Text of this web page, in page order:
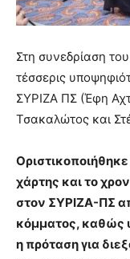
Στη συνεδρίαση
τέσσερις
ΣΥΡΙΖΑ ΠΣ (Έφη
Τσακαλώτος και
χάρτης και το
στον ΣΥΡΙΖΑ-ΠΣ
κόμματος, καθώς
η πρόταση για